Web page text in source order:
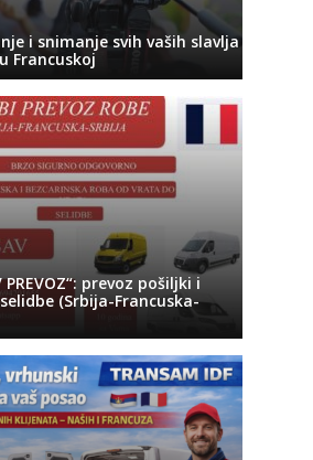
i snimanje svih vaših slavlja
Francuskoj
PREVOZ“: prevoz pošiljki i
(Srbija-Francuska-